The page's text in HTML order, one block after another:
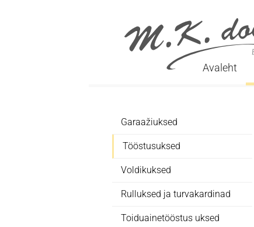
Avaleht
Garaažiuksed
Tööstusuksed
Voldikuksed
Rulluksed ja turvakardinad
Toiduainetööstus uksed